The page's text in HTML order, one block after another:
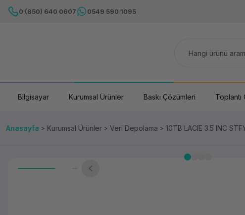
0 (850) 640 0607 0549 590 1095
Bilgisayar Kurumsal Ürünler Baskı Çözümleri Toplantı
Anasayfa Kurumsal Ürünler Veri Depolama 10TB LACIE 3.5 INC